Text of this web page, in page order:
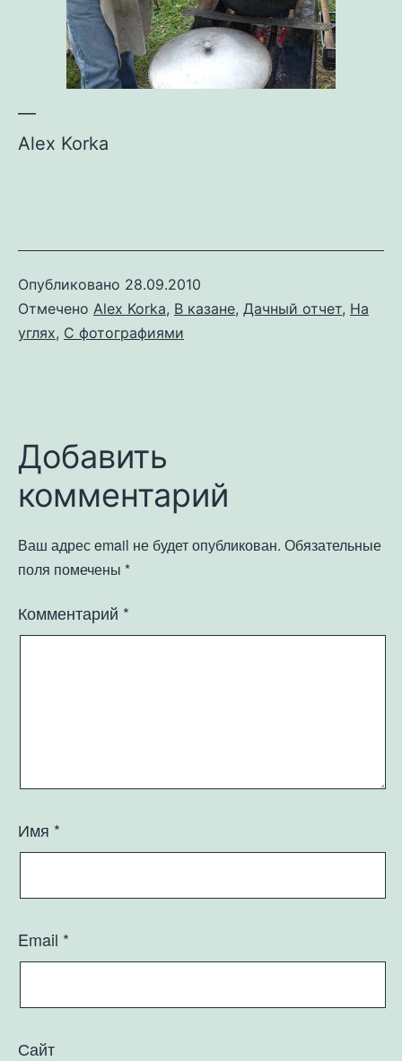
—
Alex Korka
Опубликовано 28.09.2010
Отмечено Alex Korka, В казане, Дачный отчет, На
углях, С фотографиями
Добавить
комментарий
Ваш адрес email не будет опубликован. Обязательные
поля помечены *
Комментарий *
Имя *
Email *
Сайт